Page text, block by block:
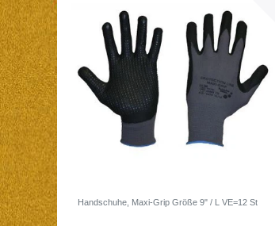
Handschuhe, Maxi-Grip Größe 9" / L VE=12 St